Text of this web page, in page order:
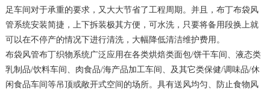
足车间对于承重的要求，又大大节省了工程周期。并且，布丁布袋风
管系统安装简捷，上下拆装极其方便，可水洗，只要将备用段换上就
可以在不停产的情况下进行清洗，大幅降低清洁维护费用。
布袋风管布丁织物系统广泛应用在各类烘焙类面包/饼干车间、液态类
乳制品/饮料车间、肉食品/海产品加工车间、及其它类保健/调味品/休
闲食品车间等吊顶或敞开式空间的场所。具有送风均匀、防止食物风